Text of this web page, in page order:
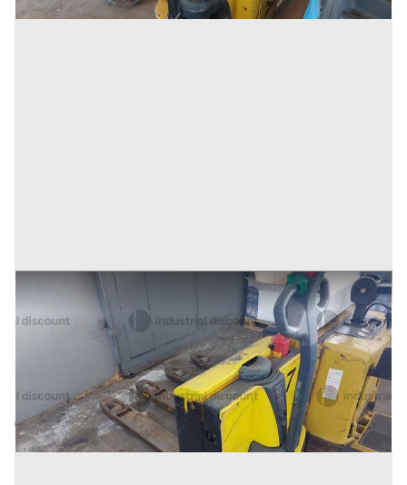
18#9470 Transpallet elettrico
Inserito il: 10/02/2026
(Padova)
Annuncio scaduto
Prezzo
292 €
Codice annuncio:2121326034